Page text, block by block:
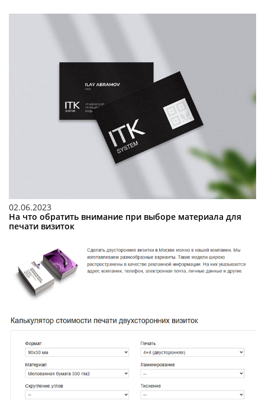
02.06.2023
На что обратить внимание при выборе материала для
печати визиток